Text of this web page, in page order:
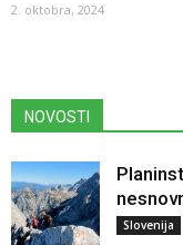
2. oktobra, 2024
NOVOSTI
Slovenija